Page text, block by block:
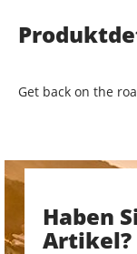
Get back on the
Haben
Artikel?